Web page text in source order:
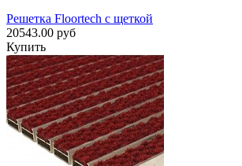
Решетка Floortech с щеткой
20543.00 руб
Купить